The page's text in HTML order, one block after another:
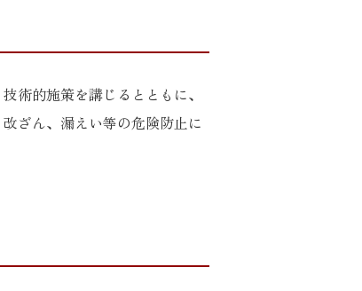
術的施策を講じるとともに、
ざん、漏えい等の危険防止に